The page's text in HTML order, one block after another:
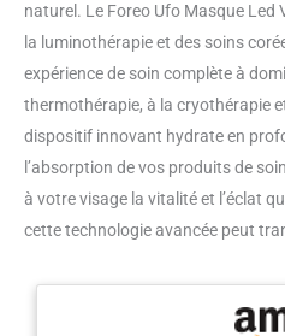
naturel. Le Foreo Ufo Masque Led
la luminothérapie et des soins
expérience de soin complète à
thermothérapie, à la cryothérapie
dispositif innovant hydrate en
l’absorption de vos produits de
à votre visage la vitalité et l’éclat
cette technologie avancée peut